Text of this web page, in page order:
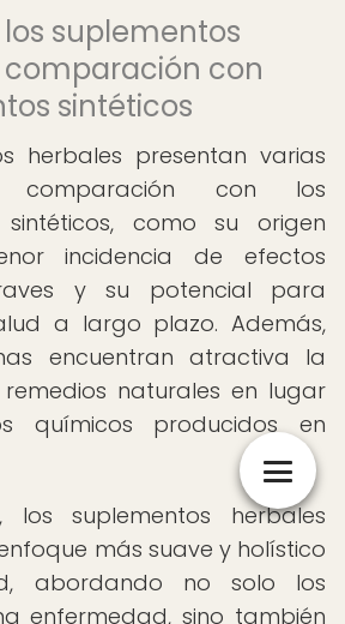
suplementos
con
sintéticos
herbales presentan varias
comparación con los
sintéticos, como su origen
incidencia de efectos
y su potencial para
a largo plazo. Además,
encuentran atractiva la
naturales en lugar
químicos producidos en
suplementos herbales
más suave y holístico
abordando no solo los
enfermedad, sino también